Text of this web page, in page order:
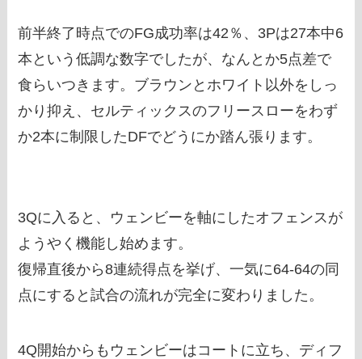
前半終了時点でのFG成功率は42％、3Pは27本中6
本という低調な数字でしたが、なんとか5点差で
食らいつきます。ブラウンとホワイト以外をしっ
かり抑え、セルティックスのフリースローをわず
か2本に制限したDFでどうにか踏ん張ります。
3Qに入ると、ウェンビーを軸にしたオフェンスが
ようやく機能し始めます。
復帰直後から8連続得点を挙げ、一気に64-64の同
点にすると試合の流れが完全に変わりました。
4Q開始からもウェンビーはコートに立ち、ディフ